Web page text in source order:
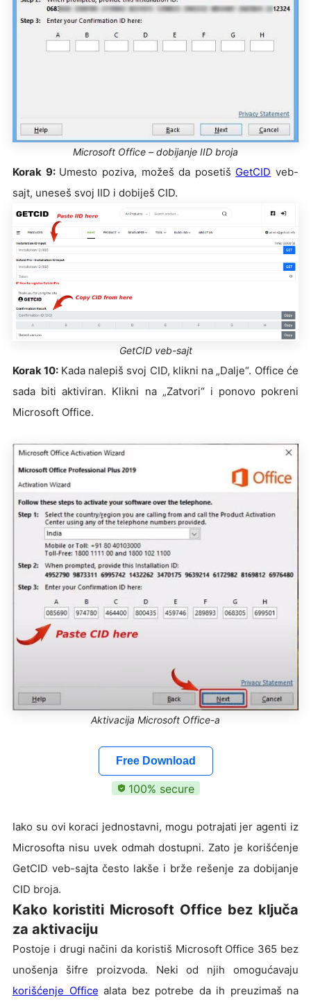
Microsoft Office – dobijanje IID broja
Korak 9: Umesto poziva, možeš da posetiš GetCID veb-
sajt, uneseš svoj IID i dobiješ CID.
GetCID veb-sajt
Korak 10: Kada nalepiš svoj CID, klikni na „Dalje“. Office će
sada biti aktiviran. Klikni na „Zatvori“ i ponovo pokreni
Microsoft Office.
Aktivacija Microsoft Office-a
Free Download
100% secure
Iako su ovi koraci jednostavni, mogu potrajati jer agenti iz
Microsofta nisu uvek odmah dostupni. Zato je korišćenje
GetCID veb-sajta često lakše i brže rešenje za dobijanje
CID broja.
Kako koristiti Microsoft Office bez ključa
za aktivaciju
Postoje i drugi načini da koristiš Microsoft Office 365 bez
unošenja šifre proizvoda. Neki od njih omogućavaju
korišćenje Office alata bez potrebe da ih preuzimaš na